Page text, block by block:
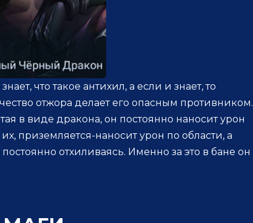
что такое антихил, а если и знает, то
отжора делает его опасным противником.
в виде дракона, он постоянно наносит урон
приземляется-наносит урон по области, а
отхиливаясь. Именно за это в бане он